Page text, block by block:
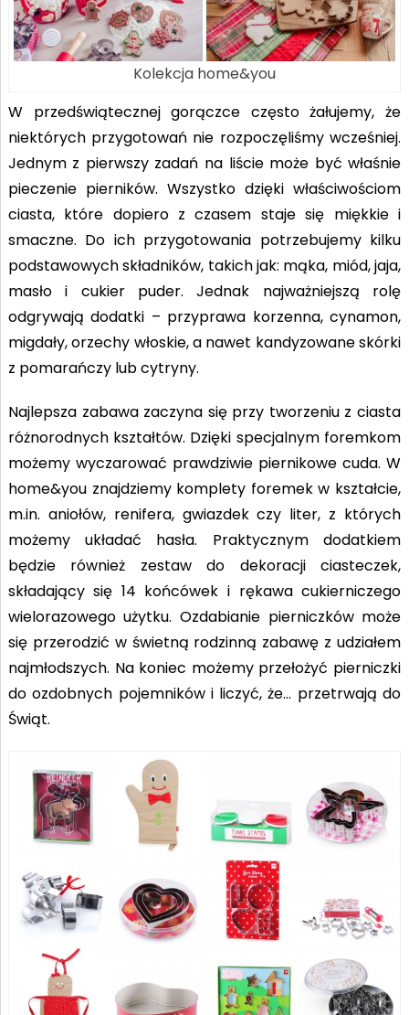
Kolekcja home&you
W przedświątecznej gorączce często żałujemy, że
niektórych przygotowań nie rozpoczęliśmy wcześniej.
Jednym z pierwszy zadań na liście może być właśnie
pieczenie pierników. Wszystko dzięki właściwościom
ciasta, które dopiero z czasem staje się miękkie i
smaczne. Do ich przygotowania potrzebujemy kilku
podstawowych składników, takich jak: mąka, miód, jaja,
masło i cukier puder. Jednak najważniejszą rolę
odgrywają dodatki – przyprawa korzenna, cynamon,
migdały, orzechy włoskie, a nawet kandyzowane skórki
z pomarańczy lub cytryny.
Najlepsza zabawa zaczyna się przy tworzeniu z ciasta
różnorodnych kształtów. Dzięki specjalnym foremkom
możemy wyczarować prawdziwie piernikowe cuda. W
home&you znajdziemy komplety foremek w kształcie,
m.in. aniołów, renifera, gwiazdek czy liter, z których
możemy układać hasła. Praktycznym dodatkiem
będzie również zestaw do dekoracji ciasteczek,
składający się 14 końcówek i rękawa cukierniczego
wielorazowego użytku. Ozdabianie pierniczków może
się przerodzić w świetną rodzinną zabawę z udziałem
najmłodszych. Na koniec możemy przełożyć pierniczki
do ozdobnych pojemników i liczyć, że… przetrwają do
Świąt.